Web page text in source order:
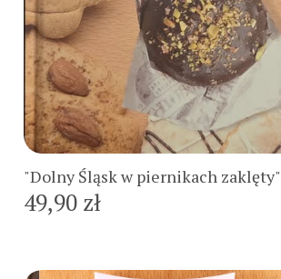
"Dolny Śląsk w piernikach zaklęty"
49,90 zł
Do koszyka